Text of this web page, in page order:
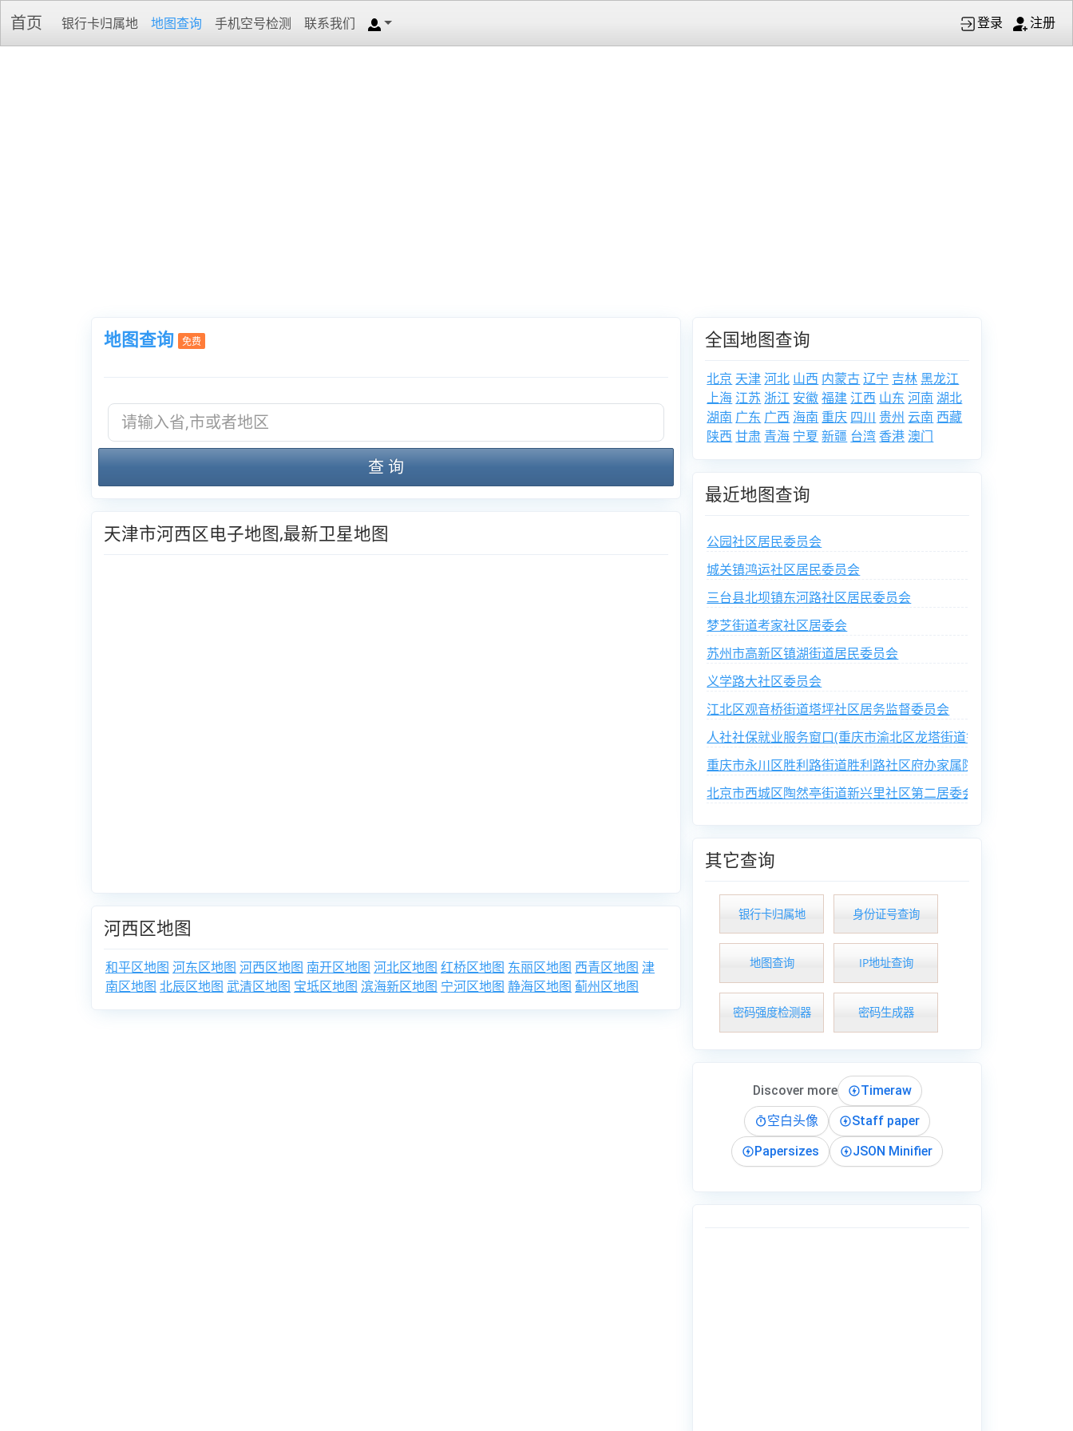
首页 银行卡归属地 地图查询 手机空号检测 联系我们 登录 注册
地图查询 免费
查 询
天津市河西区电子地图,最新卫星地图
河西区地图
和平区地图 河东区地图 河西区地图 南开区地图 河北区地图 红桥区地图 东丽区地图 西青区地图 津
南区地图 北辰区地图 武清区地图 宝坻区地图 滨海新区地图 宁河区地图 静海区地图 蓟州区地图
全国地图查询
北京 天津河北 山西 内蒙古辽宁 吉林黑龙江
上海 江苏 浙江 安徽福建 江西 山东 河南 湖北
湖南 广东 广西 海南 重庆 四川 贵州 云南 西藏
陕西 甘肃 青海 宁夏 新疆 台湾 香港 澳门
最近地图查询
公园社区居民委员会
城关镇鸿运社区居民委员会
三台县北坝镇东河路社区居民委员会
梦芝街道考家社区居委会
苏州市高新区镇湖街道居民委员会
义学路大社区委员会
江北区观音桥街道塔坪社区居务监督委员会
人社社保就业服务窗口(重庆市渝北区龙塔街道鲁能西路社区便民
重庆市永川区胜利路街道胜利路社区府办家属院业主委员会
北京市西城区陶然亭街道新兴里社区第二居委会
其它查询
银行卡归属地 身份证号查询
地图查询 IP地址查询
密码强度检测器 密码生成器
Discover more
Timeraw
空白头像
Staff paper
Papersizes
JSON Minifier